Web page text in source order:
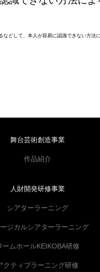
などして、本人が容易に認識できない方法
舞台芸術創造事業
作品紹介
人財開発研修事業
シアターラーニング
ジカルシアターラーニング
ームホールKEIKOBA研修
クティブラーニング研修